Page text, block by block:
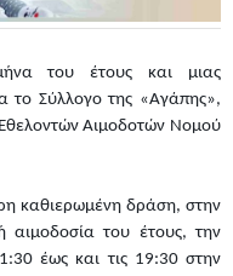
του έτους και μιας
το Σύλλογο της «Αγάπης»,
Αιμοδοτών Νομού
καθιερωμένη δράση, στην
αιμοδοσία του έτους, την
έως και τις 19:30 στην